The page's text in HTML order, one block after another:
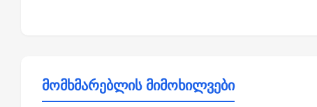
მომხმარებლის მიმოხილვები